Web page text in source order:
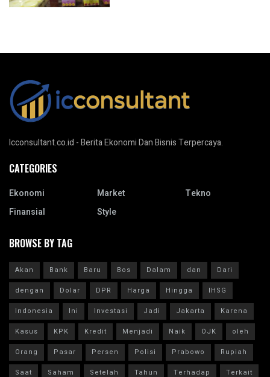
Icconsultant.co.id - Berita Ekonomi Dan Bisnis Terpercaya.
CATEGORIES
Ekonomi
Finansial
Market
Style
Tekno
BROWSE BY TAG
Akan Bank Baru Bos Dalam dan
Dari
dengan
Dolar DPR Harga Hingga
IHSG
Indonesia
Ini Investasi Jadi Jakarta
Karena
Kasus
KPK Kredit Menjadi Naik OJK
oleh
Orang
Pasar Persen Polisi Prabowo
Rupiah
Saat
Saham Setelah Tahun Terhadap Terkait